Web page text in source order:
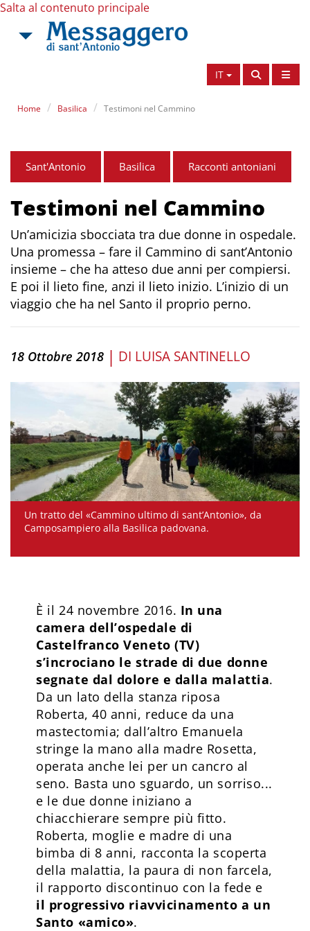
Salta al contenuto principale
IT
Home Basilica Testimoni nel Cammino
Sant'Antonio Basilica Racconti antoniani
Testimoni nel Cammino
Un’amicizia sbocciata tra due donne in ospedale.
Una promessa – fare il Cammino di sant’Antonio
insieme – che ha atteso due anni per compiersi.
E poi il lieto fine, anzi il lieto inizio. L’inizio di un
viaggio che ha nel Santo il proprio perno.
18 Ottobre 2018 | DI LUISA SANTINELLO
Un tratto del «Cammino ultimo di sant’Antonio», da
Camposampiero alla Basilica padovana.
È il 24 novembre 2016. In una
camera dell’ospedale di
Castelfranco Veneto (TV)
s’incrociano le strade di due donne
segnate dal dolore e dalla malattia.
Da un lato della stanza riposa
Roberta, 40 anni, reduce da una
mastectomia; dall’altro Emanuela
stringe la mano alla madre Rosetta,
operata anche lei per un cancro al
seno. Basta uno sguardo, un sorriso...
e le due donne iniziano a
chiacchierare sempre più fitto.
Roberta, moglie e madre di una
bimba di 8 anni, racconta la scoperta
della malattia, la paura di non farcela,
il rapporto discontinuo con la fede e
il progressivo riavvicinamento a un
Santo «amico».